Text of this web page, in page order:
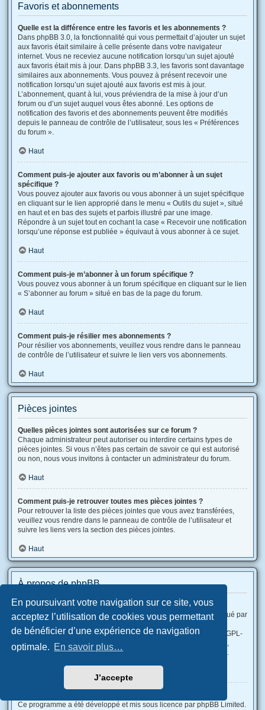
En poursuivant votre navigation sur ce site, vous
acceptez l’utilisation de cookies vous permettant
de bénéficier d’une expérience de navigation
optimale. En savoir plus…
J’accepte
Favoris et abonnements
Quelle est la différence entre les favoris et les abonnements ?
Dans phpBB 3.0, la fonctionnalité qui vous permettait d’ajouter un sujet
aux favoris était similaire à celle présente dans votre navigateur
internet. Vous ne receviez aucune notification lorsqu’un sujet ajouté
aux favoris était mis à jour. Dans phpBB 3.3, les favoris sont davantage
similaires aux abonnements. Vous pouvez à présent recevoir une
notification lorsqu’un sujet ajouté aux favoris est mis à jour.
L’abonnement, quant à lui, vous préviendra de la mise à jour d’un
forum ou d’un sujet auquel vous êtes abonné. Les options de
notification des favoris et des abonnements peuvent être modifiés
depuis le panneau de contrôle de l’utilisateur, sous les « Préférences
du forum ».
Haut
Comment puis-je ajouter aux favoris ou m’abonner à un sujet
spécifique ?
Vous pouvez ajouter aux favoris ou vous abonner à un sujet spécifique
en cliquant sur le lien approprié dans le menu « Outils du sujet », situé
en haut et en bas des sujets et parfois illustré par une image.
Répondre à un sujet tout en cochant la case « Recevoir une notification
lorsqu’une réponse est publiée » équivaut à vous abonner à ce sujet.
Haut
Comment puis-je m’abonner à un forum spécifique ?
Vous pouvez vous abonner à un forum spécifique en cliquant sur le lien
« S’abonner au forum » situé en bas de la page du forum.
Haut
Comment puis-je résilier mes abonnements ?
Pour résilier vos abonnements, veuillez vous rendre dans le panneau
de contrôle de l’utilisateur et suivre le lien vers vos abonnements.
Haut
Pièces jointes
Quelles pièces jointes sont autorisées sur ce forum ?
Chaque administrateur peut autoriser ou interdire certains types de
pièces jointes. Si vous n’êtes pas certain de savoir ce qui est autorisé
ou non, nous vous invitons à contacter un administrateur du forum.
Haut
Comment puis-je retrouver toutes mes pièces jointes ?
Pour retrouver la liste des pièces jointes que vous avez transférées,
veuillez vous rendre dans le panneau de contrôle de l’utilisateur et
suivre les liens vers la section des pièces jointes.
Haut
À propos de phpBB
Qui a développé ce logiciel de forum de discussions ?
Ce programme (dans sa forme non modifiée) est produit et distribué par
phpBB Limited
, qui en est le légitime propriétaire. Il est rendu
accessible sous la « Licence Publique Générale GNU version 2 (GPL-
2.0) » et peut être distribué gratuitement. Pour plus d’informations,
veuillez consulter la rubrique «À propos de phpBB
Ce programme a été développé et mis sous licence par phpBB Limited.